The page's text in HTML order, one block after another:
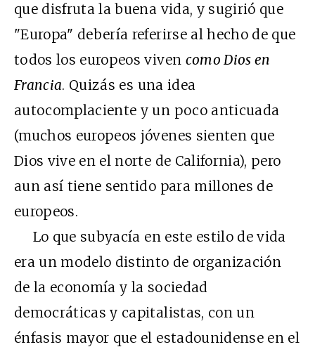
que disfruta la buena vida, y sugirió que
"Europa" debería referirse al hecho de que
todos los europeos viven como Dios en
Francia. Quizás es una idea
autocomplaciente y un poco anticuada
(muchos europeos jóvenes sienten que
Dios vive en el norte de California), pero
aun así tiene sentido para millones de
europeos.
Lo que subyacía en este estilo de vida
era un modelo distinto de organización
de la economía y la sociedad
democráticas y capitalistas, con un
énfasis mayor que el estadounidense en el